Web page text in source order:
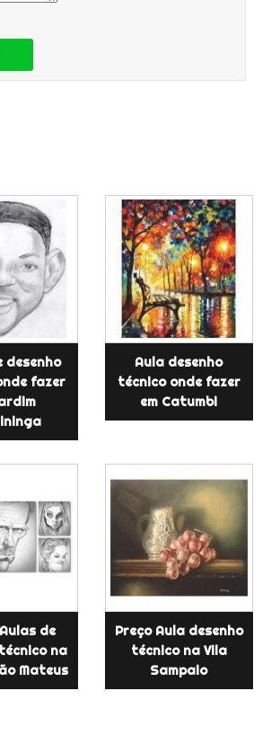
desenho
fazer
Aula desenho
técnico onde fazer
em Catumbi
de
na
Mateus
Preço Aula desenho
técnico na Vila
Sampaio